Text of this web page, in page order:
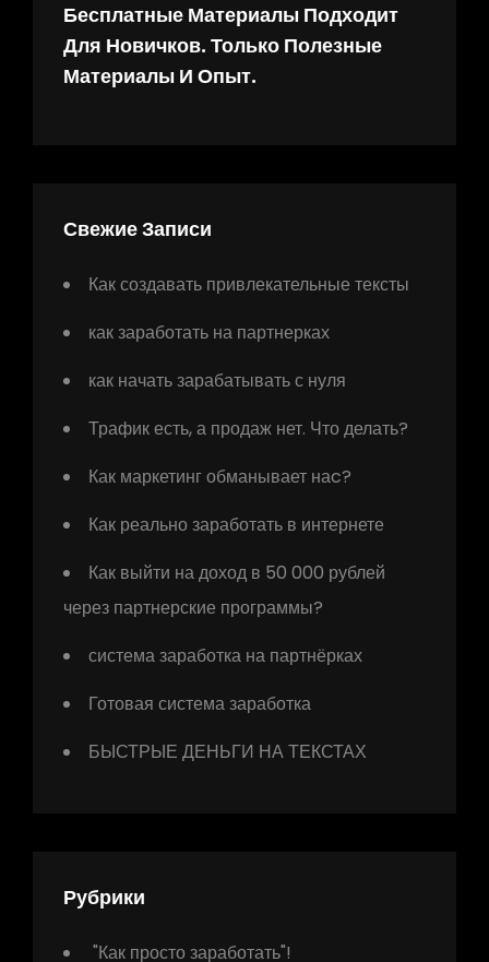
Бесплатные Материалы Подходит
Для Новичков. Только Полезные
Материалы И Опыт.
Свежие Записи
Как создавать привлекательные тексты
как заработать на партнерках
как начать зарабатывать с нуля
Трафик есть, а продаж нет. Что делать?
Как маркетинг обманывает наc?
Как реально заработать в интернете
Как выйти на доход в 50 000 рублей
через партнерские программы?
система заработка на партнёрках
Готовая система заработка
БЫСТРЫЕ ДЕНЬГИ НА ТЕКСТАХ
Рубрики
"Как просто заработать"!